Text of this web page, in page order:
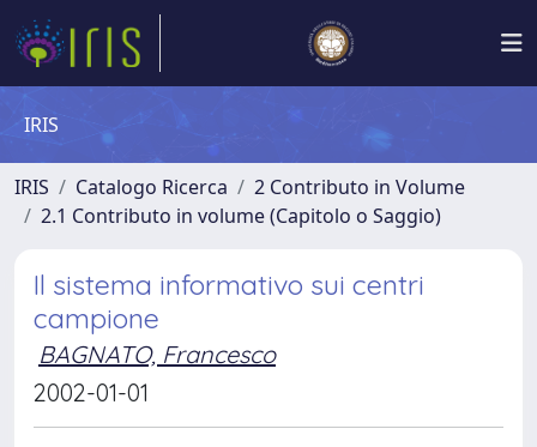
IRIS
IRIS Catalogo Ricerca
2 Contributo in Volume
2.1 Contributo in volume (Capitolo o Saggio)
Il sistema informativo sui centri
campione
BAGNATO, Francesco
2002-01-01